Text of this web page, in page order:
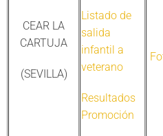
CEAR LA
CARTUJA
(SEVILLA)
Listado de
salida
infantil a
veterano
Resultados
Promoción